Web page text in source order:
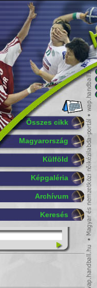
Összes cikk
Magyarország
Külföld
Képgaléria
Archívum
Keresés